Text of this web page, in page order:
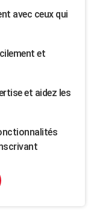
avec ceux qui
et
et aidez les